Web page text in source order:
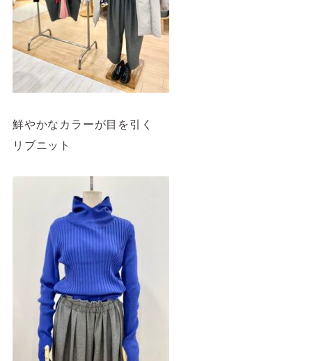
鮮やかなカラーが目を引く
リブニット